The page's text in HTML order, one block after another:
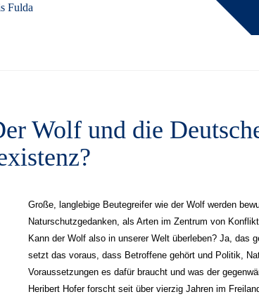
Wolf und die
Große, langlebige Beutegreifer wie der Wolf werden
Naturschutzgedanken, als Arten im Zentrum von
Kann der Wolf also in unserer Welt überleben? Ja, das
setzt das voraus, dass Betroffene gehört und Politik,
Voraussetzungen es dafür braucht und was der
Heribert Hofer forscht seit über vierzig Jahren im